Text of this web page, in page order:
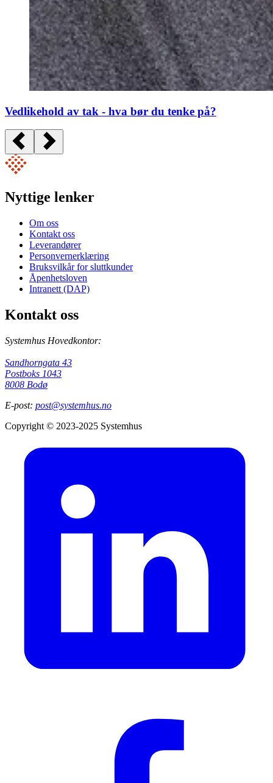
Vedlikehold av tak - hva bør du tenke på?
Nyttige lenker
Om oss
Kontakt oss
Leverandører
Personvernerklæring
Bruksvilkår for sluttkunder
Åpenhetsloven
Intranett (DAP)
Kontakt oss
Systemhus Hovedkontor:
Sandhorngata 43
Postboks 1043
8008 Bodø
E-post: post@systemhus.no
Copyright © 2023-2025 Systemhus